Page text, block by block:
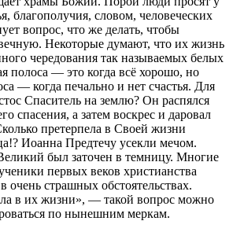
благополучия, словом, человеческих
вопрос, что же делать, чтобы
Некоторые думают, что их жизнь
чередования так называемых белых
полоса — это когда всё хорошо, но
— когда печально и нет счастья. Для
Спаситель на землю? Он распялся
спасения, а затем воскрес и даровал
претерпела в Своей жизни
Иоанна Предтечу усекли мечом.
был заточен в темницу. Многие
первых веков христианства
очень страшных обстоятельствах.
в их жизни», — такой вопрос можно
по нынешним меркам.